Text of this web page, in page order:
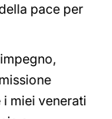
pace per
miei venerati